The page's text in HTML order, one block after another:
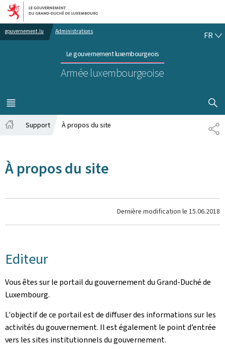
Aller au menu principal
Aller au contenu
gouvernement.lu Administrations
Le gouvernement luxembourgeois
Armée luxembourgeoise
FR
MENU
PRINCIPAL
Support À propos du site
À propos du site
Dernière modification le 15.06.2018
Editeur
Vous êtes sur le portail du gouvernement du Grand-Duché de
Luxembourg.
L'objectif de ce portail est de diffuser des informations sur les
activités du gouvernement. Il est également le point d’entrée
vers les sites institutionnels du gouvernement.